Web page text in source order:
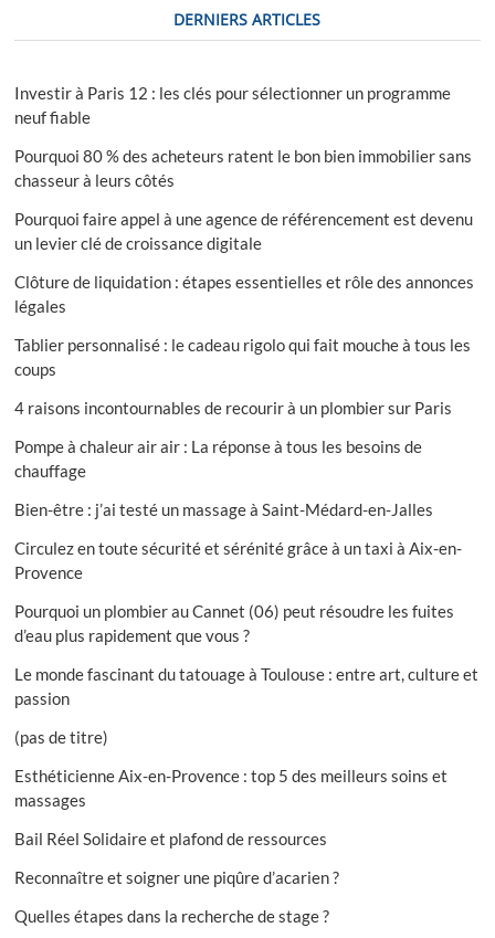
DERNIERS ARTICLES
Investir à Paris 12 : les clés pour sélectionner un programme
neuf fiable
Pourquoi 80 % des acheteurs ratent le bon bien immobilier sans
chasseur à leurs côtés
Pourquoi faire appel à une agence de référencement est devenu
un levier clé de croissance digitale
Clôture de liquidation : étapes essentielles et rôle des annonces
légales
Tablier personnalisé : le cadeau rigolo qui fait mouche à tous les
coups
4 raisons incontournables de recourir à un plombier sur Paris
Pompe à chaleur air air : La réponse à tous les besoins de
chauffage
Bien-être : j’ai testé un massage à Saint-Médard-en-Jalles
Circulez en toute sécurité et sérénité grâce à un taxi à Aix-en-
Provence
Pourquoi un plombier au Cannet (06) peut résoudre les fuites
d’eau plus rapidement que vous ?
Le monde fascinant du tatouage à Toulouse : entre art, culture et
passion
(pas de titre)
Esthéticienne Aix-en-Provence : top 5 des meilleurs soins et
massages
Bail Réel Solidaire et plafond de ressources
Reconnaître et soigner une piqûre d’acarien ?
Quelles étapes dans la recherche de stage ?